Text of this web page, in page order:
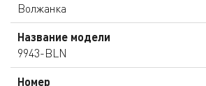
Волжанка
Название модели
9943-BLN
Номер